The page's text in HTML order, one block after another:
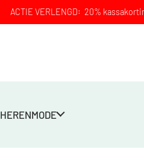
ACTIE VERLENGD: 20%
HERENMODE